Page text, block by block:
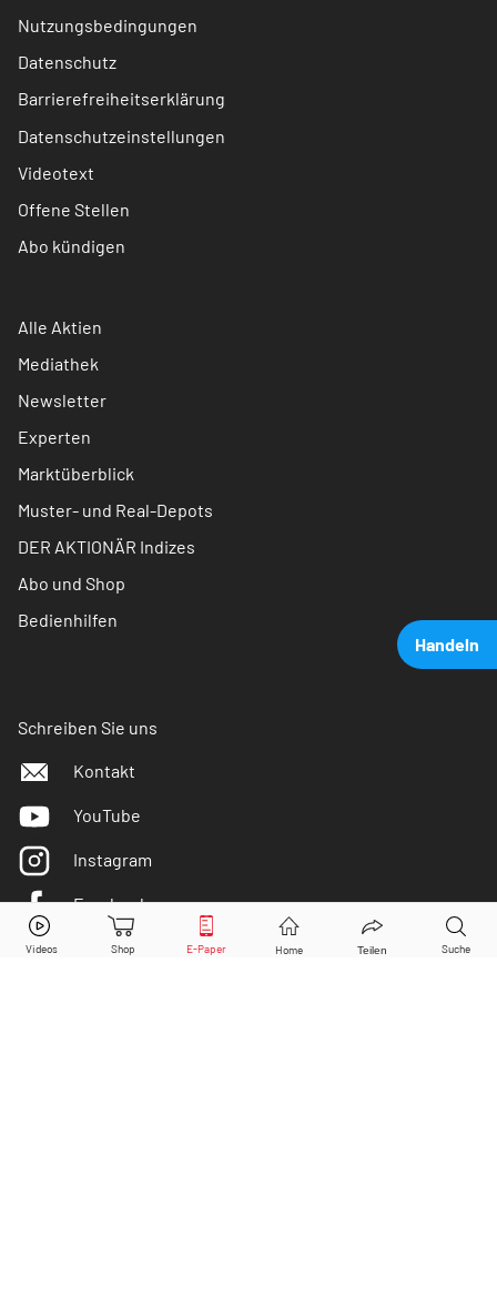
Handeln
Novartis Aktie jetzt handeln?
Nutzungsbedingungen
Datenschutz
Barrierefreiheitserklärung
Datenschutzeinstellungen
Videotext
Offene Stellen
Abo kündigen
Alle Aktien
Mediathek
Newsletter
Experten
Marktüberblick
Muster- und Real-Depots
DER AKTIONÄR Indizes
Abo und Shop
Bedienhilfen
Schreiben Sie uns
Kontakt
YouTube
Instagram
Facebook
Twitter